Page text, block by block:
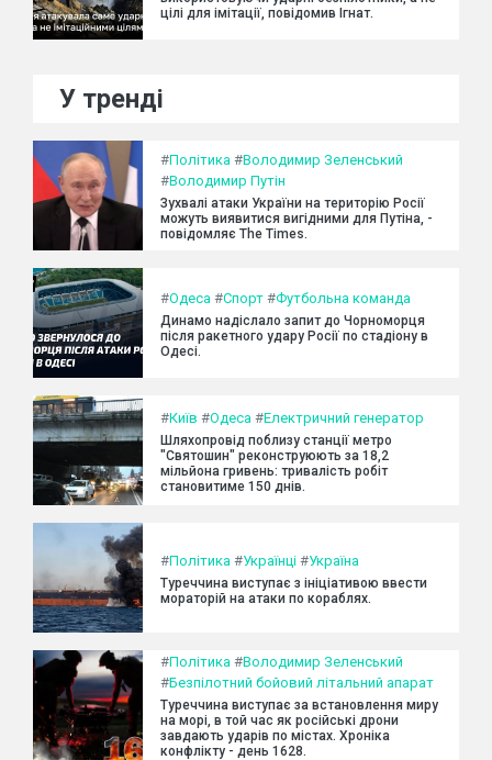
цілі для імітації, повідомив Ігнат.
У тренді
#Політика #Володимир Зеленський
#Володимир Путін
Зухвалі атаки України на територію Росії
можуть виявитися вигідними для Путіна, -
повідомляє The Times.
#Одеса #Спорт #Футбольна команда
Динамо надіслало запит до Чорноморця
після ракетного удару Росії по стадіону в
Одесі.
#Київ #Одеса #Електричний генератор
Шляхопровід поблизу станції метро
"Святошин" реконструюють за 18,2
мільйона гривень: тривалість робіт
становитиме 150 днів.
#Політика #Українці #Україна
Туреччина виступає з ініціативою ввести
мораторій на атаки по кораблях.
#Політика #Володимир Зеленський
#Безпілотний бойовий літальний апарат
Туреччина виступає за встановлення миру
на морі, в той час як російські дрони
завдають ударів по містах. Хроніка
конфлікту - день 1628.